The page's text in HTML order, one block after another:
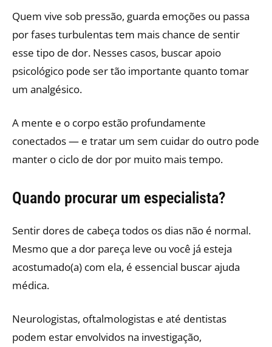
Quem vive sob pressão, guarda emoções ou passa
por fases turbulentas tem mais chance de sentir
esse tipo de dor. Nesses casos, buscar apoio
psicológico pode ser tão importante quanto tomar
um analgésico.
A mente e o corpo estão profundamente
conectados — e tratar um sem cuidar do outro pode
manter o ciclo de dor por muito mais tempo.
Quando procurar um especialista?
Sentir dores de cabeça todos os dias não é normal.
Mesmo que a dor pareça leve ou você já esteja
acostumado(a) com ela, é essencial buscar ajuda
médica.
Neurologistas, oftalmologistas e até dentistas
podem estar envolvidos na investigação,